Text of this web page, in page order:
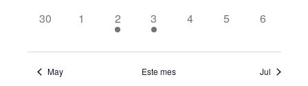
0
30
0
eventos,
1
1
evento,
2
1
evento,
3
0
4
0
5
0
6
May Este mes Jul